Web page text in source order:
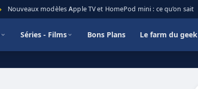
Nouveaux modèles Apple TV et HomePod mini : ce qu’on sait
Séries - Films Bons Plans Le farm du geek